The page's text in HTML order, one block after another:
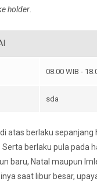
holder
08.00 WIB -
sda
atas berlaku sepanjang
berlaku pula pada
baru, Natal maupun
saat libur besar,